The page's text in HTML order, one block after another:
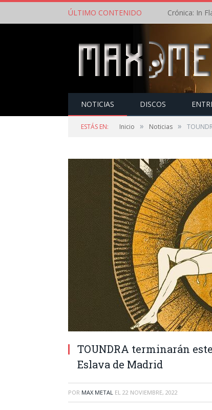
ÚLTIMO CONTENIDO
NOTICIAS DISCOS
ESTÁS EN: Inicio » Noticias »
TOUNDRA terminarán
Eslava de Madrid
POR MAX METAL EL 22 NOVIEMBRE, 2022